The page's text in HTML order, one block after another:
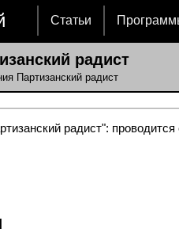
Статьи
радист
Партизанский радист
радист":